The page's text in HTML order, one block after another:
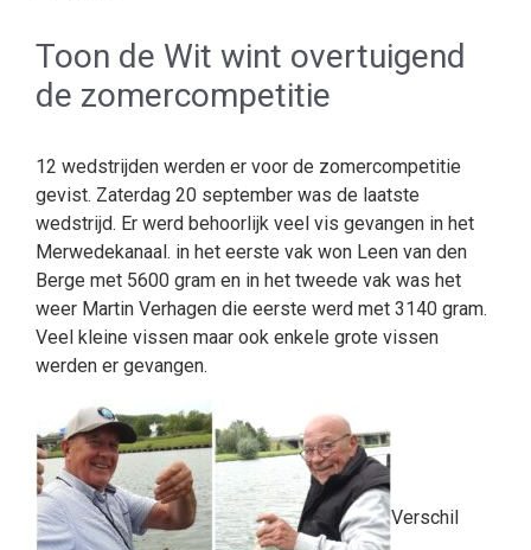
Toon de Wit wint overtuigend
de zomercompetitie
12 wedstrijden werden er voor de zomercompetitie
gevist. Zaterdag 20 september was de laatste
wedstrijd. Er werd behoorlijk veel vis gevangen in het
Merwedekanaal. in het eerste vak won Leen van den
Berge met 5600 gram en in het tweede vak was het
weer Martin Verhagen die eerste werd met 3140 gram.
Veel kleine vissen maar ook enkele grote vissen
werden er gevangen.
Verschil